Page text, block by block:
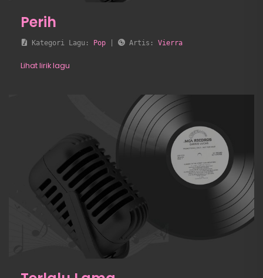
Perih
Kategori Lagu: Pop Artis: Vierra
Lihat lirik lagu